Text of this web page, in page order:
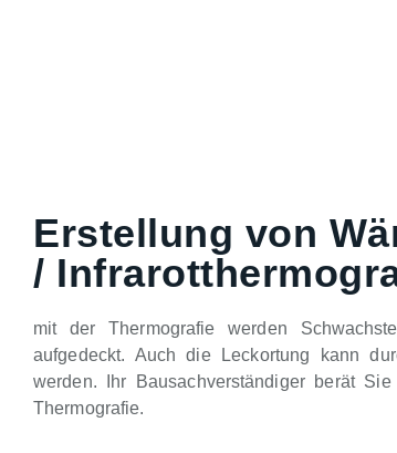
Erstellung von
/
mit der Thermografie werden
aufgedeckt. Auch die Leckortung kann
werden. Ihr Bausachverständiger berät
Thermografie.